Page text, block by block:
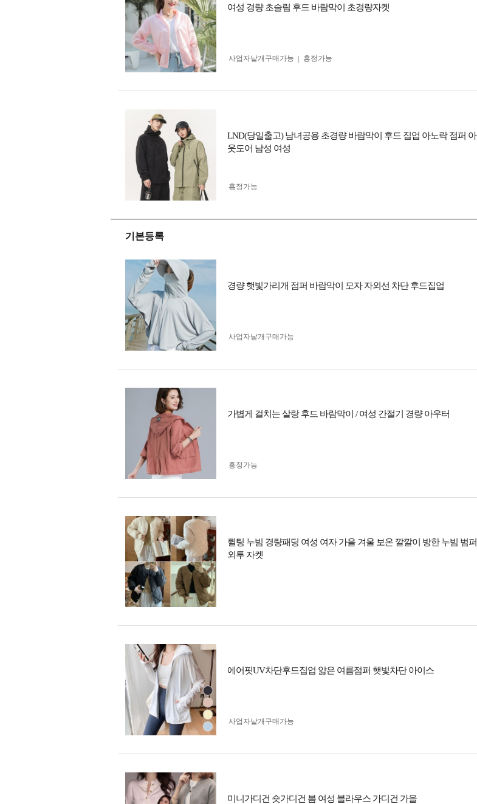
여성 경량 초슬림 후드 바람막이 초경량자켓
사업자 낱개구매가능 흥정가능
LND(당일출고) 남녀공용 초경량 바람막이 후드 집업 아노락 점퍼 아
웃도어 남성 여성
흥정가능
기본등록
경량 햇빛가리개 점퍼 바람막이 모자 자외선 차단 후드집업
사업자 낱개구매가능
가볍게 걸치는 살랑 후드 바람막이 / 여성 간절기 경량 아우터
흥정가능
퀼팅 누빔 경량패딩 여성 여자 가을 겨울 보온 깔깔이 방한 누빔 범퍼
외투 자켓
에어핏UV차단후드집업 얇은 여름점퍼 햇빛차단 아이스
사업자 낱개구매가능
미니가디건 숏가디건 봄 여성 블라우스 가디건 가을